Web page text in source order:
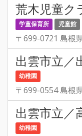
荒木児童ク
学童保育所 児童館
〒699-0721 島根
出雲市立／
幼稚園
〒699-0554 島根
出雲市立／
幼稚園